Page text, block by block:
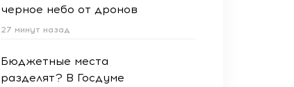
черное небо от дронов
27 минут назад
Бюджетные места
разделят? В Госдуме